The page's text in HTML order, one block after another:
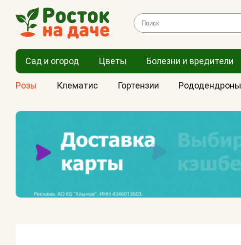
Сад и огород Цветы Болезни и вредители
Розы Клематис Гортензии Рододендроны